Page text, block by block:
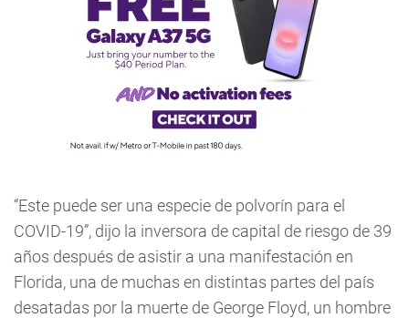
“Este puede ser una especie de polvorín para el
COVID-19”, dijo la inversora de capital de riesgo de 39
años después de asistir a una manifestación en
Florida, una de muchas en distintas partes del país
desatadas por la muerte de George Floyd, un hombre